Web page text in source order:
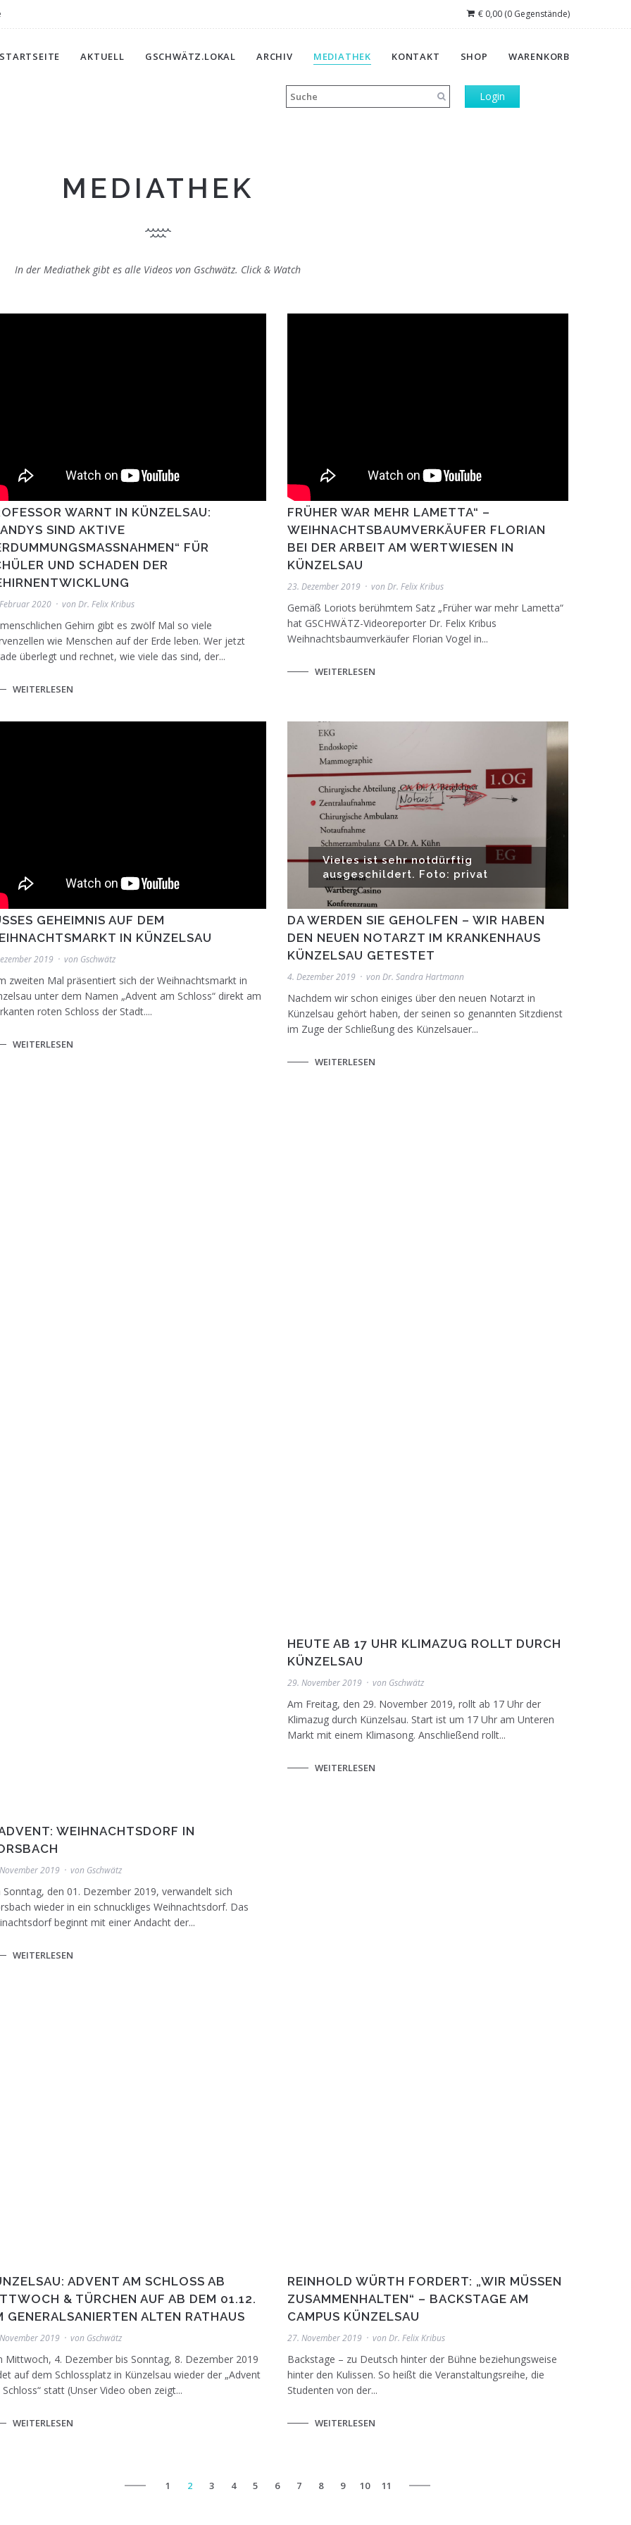
€ 0,00 (0 Gegenstände)
STARTSEITE AKTUELL GSCHWÄTZ.LOKAL ARCHIV MEDIATHEK KONTAKT SHOP WARENKORB
Login
MEDIATHEK
In der Mediathek gibt es alle Videos von Gschwätz. Click & Watch
WARNT IN KÜNZELSAU:
SIND AKTIVE
FÜR S
UND SCHADEN DER G
2020 von Dr. Felix Kribus
Gehirn gibt es zwölf Mal so viele
wie Menschen auf der Erde leben. Wer jetzt
überlegt und rechnet, wie viele das sind, der...
WEITERLESEN
FRÜHER WAR MEHR LAMETTA“ –
WEIHNACHTSBAUMVERKÄUFER FLORIAN
BEI DER ARBEIT AM WERTWIESEN IN
KÜNZELSAU
23. Dezember 2019 von Dr. Felix Kribus
Gemäß Loriots berühmtem Satz „Früher war mehr Lametta“
hat GSCHWÄTZ-Videoreporter Dr. Felix Kribus
Weihnachtsbaumverkäufer Florian Vogel in...
WEITERLESEN
GEHEIMNIS AUF DEM W
IN KÜNZELSAU
2019 von Gschwätz
zweiten Mal präsentiert sich der Weihnachtsmarkt in
unter dem Namen „Advent am Schloss“ direkt am
roten Schloss der Stadt....
WEITERLESEN
Vieles ist sehr notdürftig
ausgeschildert. Foto: privat
DA WERDEN SIE GEHOLFEN – WIR HABEN
DEN NEUEN NOTARZT IM KRANKENHAUS
KÜNZELSAU GETESTET
4. Dezember 2019 von Dr. Sandra Hartmann
Nachdem wir schon einiges über den neuen Notarzt in
Künzelsau gehört haben, der seinen so genannten Sitzdienst
im Zuge der Schließung des Künzelsauer...
WEITERLESEN
WEIHNACHTSDORF IN
2019 von Gschwätz
Sonntag, den 01. Dezember 2019, verwandelt sich
wieder in ein schnuckliges Weihnachtsdorf. Das
beginnt mit einer Andacht der...
WEITERLESEN
HEUTE AB 17 UHR KLIMAZUG ROLLT DURCH
KÜNZELSAU
29. November 2019 von Gschwätz
Am Freitag, den 29. November 2019, rollt ab 17 Uhr der
Klimazug durch Künzelsau. Start ist um 17 Uhr am Unteren
Markt mit einem Klimasong. Anschließend rollt...
WEITERLESEN
ADVENT AM SCHLOSS AB
& TÜRCHEN AUF AB DEM 01.12.
GENERALSANIERTEN ALTEN RATHAUS
2019 von Gschwätz
Mittwoch, 4. Dezember bis Sonntag, 8. Dezember 2019
auf dem Schlossplatz in Künzelsau wieder der „Advent
Schloss“ statt (Unser Video oben zeigt...
WEITERLESEN
REINHOLD WÜRTH FORDERT: „WIR MÜSSEN
ZUSAMMENHALTEN“ – BACKSTAGE AM
CAMPUS KÜNZELSAU
27. November 2019 von Dr. Felix Kribus
Backstage – zu Deutsch hinter der Bühne beziehungsweise
hinter den Kulissen. So heißt die Veranstaltungsreihe, die
Studenten von der...
WEITERLESEN
1 2 3 4 5 6 7 8 9 10 11